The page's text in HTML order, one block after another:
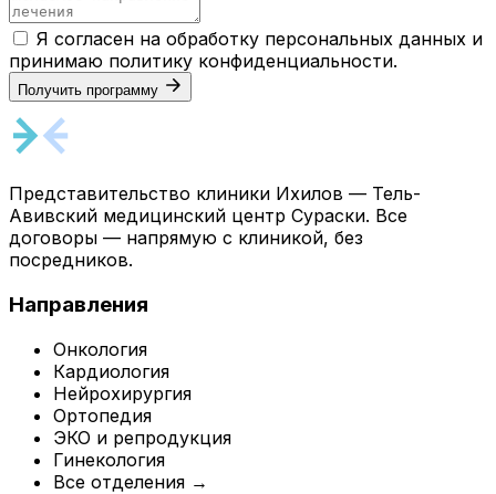
Я согласен на обработку персональных данных и
принимаю политику конфиденциальности.
Получить программу
Представительство клиники Ихилов — Тель-
Авивский медицинский центр Сураски. Все
договоры — напрямую с клиникой, без
посредников.
Направления
Онкология
Кардиология
Нейрохирургия
Ортопедия
ЭКО и репродукция
Гинекология
Все отделения →